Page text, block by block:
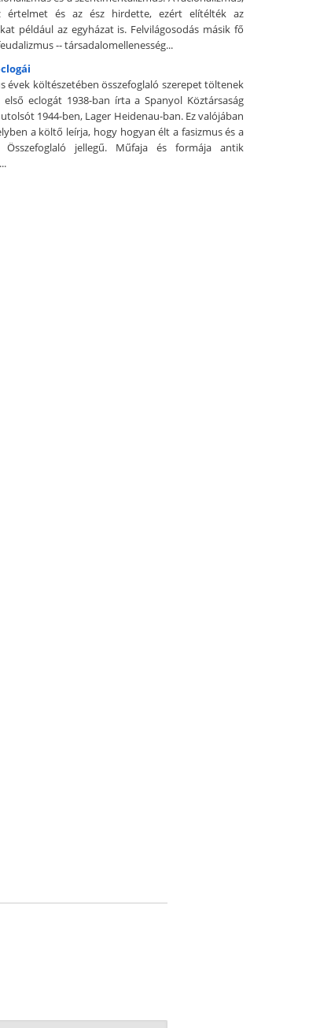
értelmet és az ész hirdette, ezért elítélték az
például az egyházat is. Felvilágosodás másik fő
-- társadalomellenesség...
évek költészetében összefoglaló szerepet töltenek
első eclogát 1938-ban írta a Spanyol Köztársaság
1944-ben, Lager Heidenau-ban. Ez valójában
a költő leírja, hogy hogyan élt a fasizmus és a
Összefoglaló jellegű. Műfaja és formája antik